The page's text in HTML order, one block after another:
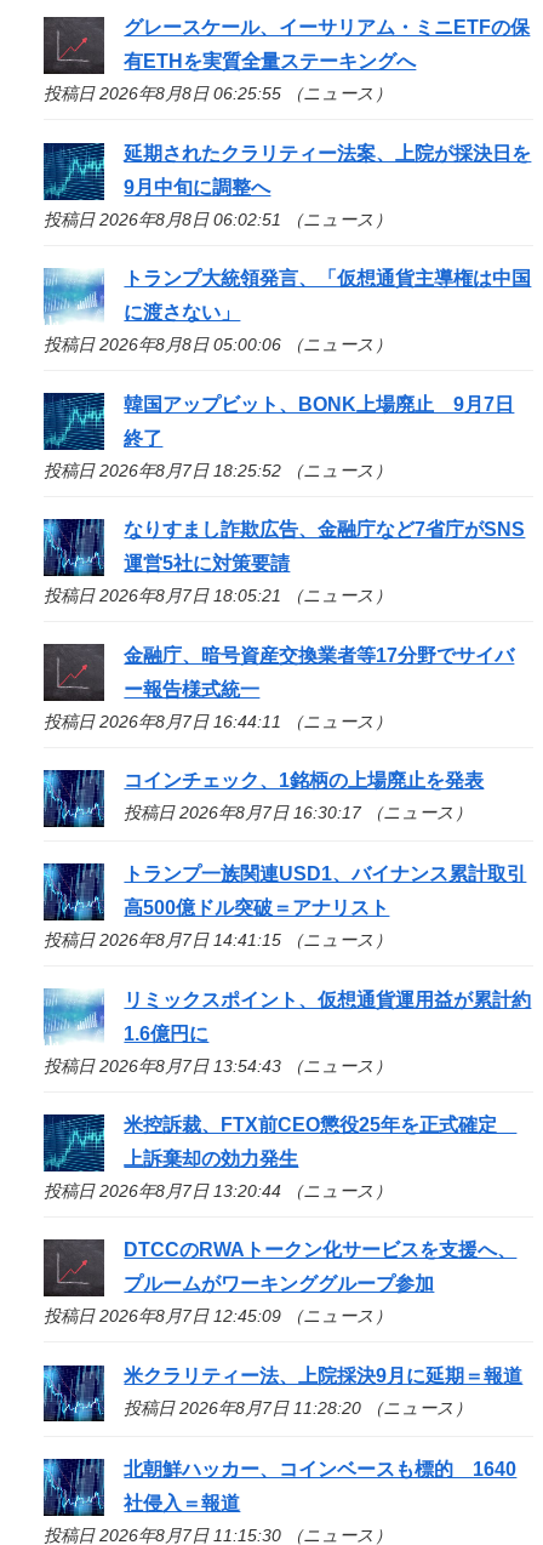
グレースケール、イーサリアム・ミニETFの保
有ETHを実質全量ステーキングへ
投稿日 2026年8月8日 06:25:55 （ニュース）
延期されたクラリティー法案、上院が採決日を
9月中旬に調整へ
投稿日 2026年8月8日 06:02:51 （ニュース）
トランプ大統領発言、「仮想通貨主導権は中国
に渡さない」
投稿日 2026年8月8日 05:00:06 （ニュース）
韓国アップビット、BONK上場廃止 9月7日
終了
投稿日 2026年8月7日 18:25:52 （ニュース）
なりすまし詐欺広告、金融庁など7省庁がSNS
運営5社に対策要請
投稿日 2026年8月7日 18:05:21 （ニュース）
金融庁、暗号資産交換業者等17分野でサイバ
ー報告様式統一
投稿日 2026年8月7日 16:44:11 （ニュース）
コインチェック、1銘柄の上場廃止を発表
投稿日 2026年8月7日 16:30:17 （ニュース）
トランプ一族関連USD1、バイナンス累計取引
高500億ドル突破＝アナリスト
投稿日 2026年8月7日 14:41:15 （ニュース）
リミックスポイント、仮想通貨運用益が累計約
1.6億円に
投稿日 2026年8月7日 13:54:43 （ニュース）
米控訴裁、FTX前CEO懲役25年を正式確定
上訴棄却の効力発生
投稿日 2026年8月7日 13:20:44 （ニュース）
DTCCのRWAトークン化サービスを支援へ、
プルームがワーキンググループ参加
投稿日 2026年8月7日 12:45:09 （ニュース）
米クラリティー法、上院採決9月に延期＝報道
投稿日 2026年8月7日 11:28:20 （ニュース）
北朝鮮ハッカー、コインベースも標的 1640
社侵入＝報道
投稿日 2026年8月7日 11:15:30 （ニュース）